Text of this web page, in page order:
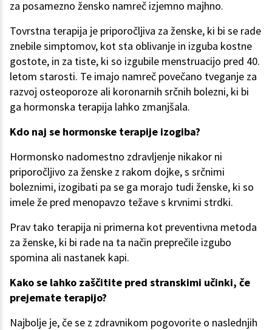
za posamezno žensko namreč izjemno majhno.
Tovrstna terapija je priporočljiva za ženske, ki bi se rade
znebile simptomov, kot sta oblivanje in izguba kostne
gostote, in za tiste, ki so izgubile menstruacijo pred 40.
letom starosti. Te imajo namreč povečano tveganje za
razvoj osteoporoze ali koronarnih srčnih bolezni, ki bi
ga hormonska terapija lahko zmanjšala.
Kdo naj se hormonske terapije izogiba?
Hormonsko nadomestno zdravljenje nikakor ni
priporočljivo za ženske z rakom dojke, s srčnimi
boleznimi, izogibati pa se ga morajo tudi ženske, ki so
imele že pred menopavzo težave s krvnimi strdki.
Prav tako terapija ni primerna kot preventivna metoda
za ženske, ki bi rade na ta način preprečile izgubo
spomina ali nastanek kapi.
Kako se lahko zaščitite pred stranskimi učinki, če
prejemate terapijo?
Najbolje je, če se z zdravnikom pogovorite o naslednjih